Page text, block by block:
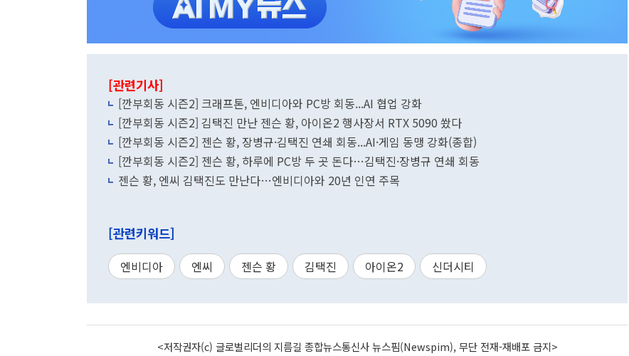
[관련기사]
[깐부회동 시즌2] 크래프톤, 엔비디아와 PC방 회동...AI 협업 강화
[깐부회동 시즌2] 김택진 만난 젠슨 황, 아이온2 행사장서 RTX 5090 쐈다
[깐부회동 시즌2] 젠슨 황, 장병규·김택진 연쇄 회동...AI·게임 동맹 강화(종합)
[깐부회동 시즌2] 젠슨 황, 하루에 PC방 두 곳 돈다…김택진·장병규 연쇄 회동
젠슨 황, 엔씨 김택진도 만난다…엔비디아와 20년 인연 주목
[관련키워드]
엔비디아 엔씨 젠슨 황 김택진 아이온2 신더시티
<저작권자(c) 글로벌리더의 지름길 종합뉴스통신사 뉴스핌(Newspim), 무단 전재-재배포 금지>